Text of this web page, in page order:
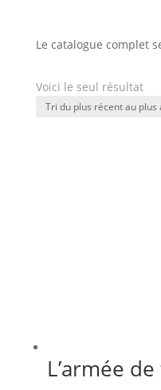
Le catalogue complet
Voici le seul résultat
L’armée